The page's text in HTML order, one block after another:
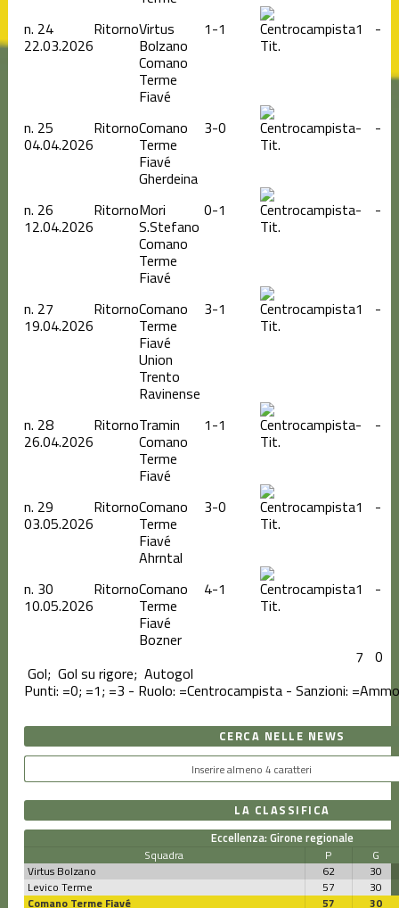
n. 24
22.03.2026
RitornoVirtus
Bolzano
Comano
Terme
Fiavé
1-1
Tit.
1 -
n. 25
04.04.2026
RitornoComano
Terme
Fiavé
Gherdeina
3-0
Tit.
- -
n. 26
12.04.2026
RitornoMori
S.Stefano
Comano
Terme
Fiavé
0-1
Tit.
- -
n. 27
19.04.2026
RitornoComano
Terme
Fiavé
Union
Trento
Ravinense
3-1
Tit.
1 -
n. 28
26.04.2026
RitornoTramin
Comano
Terme
Fiavé
1-1
Tit.
- -
n. 29
03.05.2026
RitornoComano
Terme
Fiavé
Ahrntal
3-0
Tit.
1 -
n. 30
10.05.2026
RitornoComano
Terme
Fiavé
Bozner
4-1
Tit.
1 -
7 0
Gol; Gol su rigore; Autogol
Punti: =0; =1; =3 - Ruolo: =Centrocampista - Sanzioni:
CERCA NELLE NEWS
LA CLASSIFICA
Eccellenza: Girone regionale
Squadra P
G
Virtus Bolzano
62
30
Levico Terme
57
30
Comano Terme Fiavé
57
30